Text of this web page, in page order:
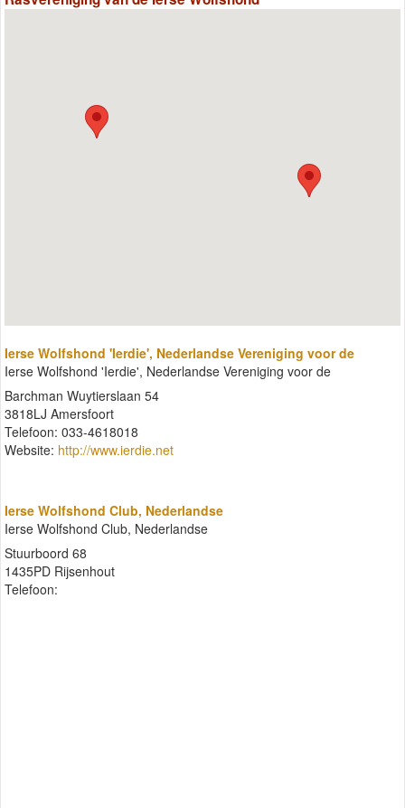
Ierse Wolfshond 'Ierdie', Nederlandse Vereniging voor de
Ierse Wolfshond 'Ierdie', Nederlandse Vereniging voor de
Barchman Wuytierslaan 54
3818LJ Amersfoort
Telefoon: 033-4618018
Website: http://www.ierdie.net
Ierse Wolfshond Club, Nederlandse
Ierse Wolfshond Club, Nederlandse
Stuurboord 68
1435PD Rijsenhout
Telefoon: